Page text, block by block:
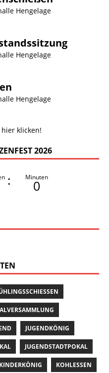
Hengelage
Hengelage
Hengelage
klicken!
2026
: Minuten
0
JUGENDKÖNIG
JUGENDSTADTPOKAL
KINDERKÖNIG KOHLESSEN